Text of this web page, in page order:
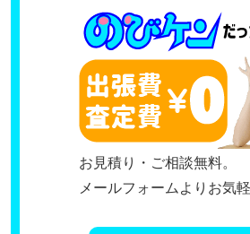
お見積り・ご相談無料。
メールフォームよりお気